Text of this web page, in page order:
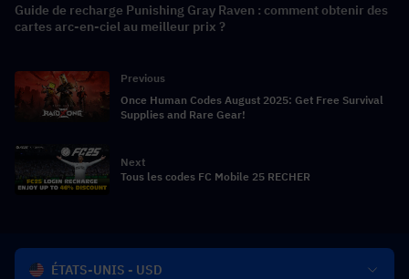
Guide de recharge Punishing Gray Raven : comment obtenir des
cartes arc-en-ciel au meilleur prix ?
Previous
Once Human Codes August 2025: Get Free Survival
Supplies and Rare Gear!
Next
Tous les codes FC Mobile 25 RECHER
ÉTATS-UNIS - USD